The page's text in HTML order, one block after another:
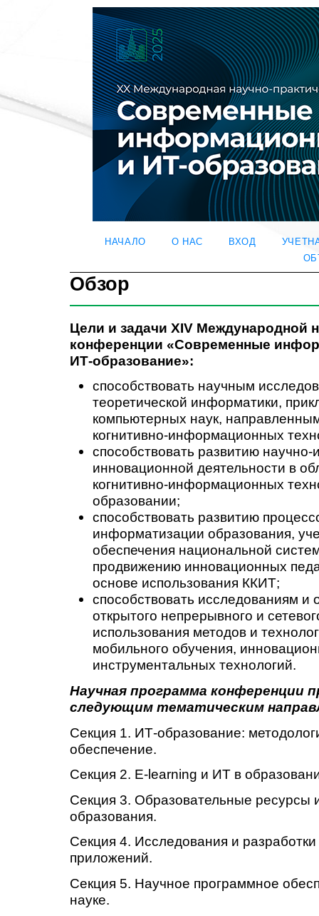
НАЧАЛО О НАС ВХОД
Обзор
Цели и задачи XIV Международной
конференции «Современные
ИТ-образование»:
способствовать научным
теоретической информатики,
компьютерных наук,
когнитивно-информационных
способствовать развитию научно-
инновационной деятельности в
когнитивно-информационных
образовании;
способствовать развитию
информатизации образования,
обеспечения национальной
продвижению инновационных
основе использования ККИТ;
способствовать исследованиям и
открытого непрерывного и
использования методов и
мобильного обучения,
инструментальных технологий.
Научная программа конференции
следующим тематическим
Секция 1. ИТ-образование:
обеспечение.
Секция 2. Е-learning и ИТ в
Секция 3. Образовательные ресурсы
образования.
Секция 4. Исследования и
приложений.
Секция 5. Научное программное
науке.